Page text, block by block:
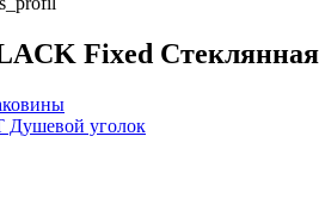
Fixed
уголок